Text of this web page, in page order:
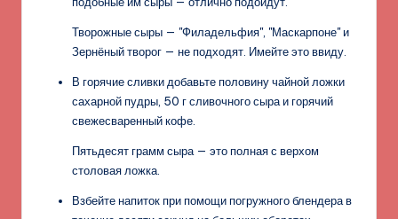
Творожные сыры — "Филадельфия", "Маскарпоне" и
Зернёный творог — не подходят. Имейте это ввиду.
В горячие сливки добавьте половину чайной ложки
сахарной пудры, 50 г сливочного сыра и горячий
свежесваренный кофе.
Пятьдесят грамм сыра — это полная с верхом
столовая ложка.
Взбейте напиток при помощи погружного блендера в